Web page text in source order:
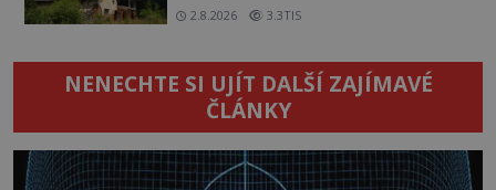
2.8.2026 3.3TIS
NENECHTE SI UJÍT DALŠÍ ZAJÍMAVÉ
ČLÁNKY